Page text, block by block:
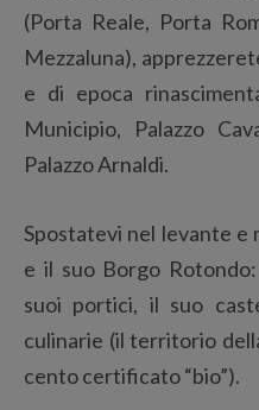
(Porta Reale, Porta
Mezzaluna),
e di epoca
Municipio, Palazzo
Palazzo Arnaldi.
Spostatevi nel levante e
e il suo Borgo
suoi portici, il suo
culinarie (il territorio
cento certificato “bio”).